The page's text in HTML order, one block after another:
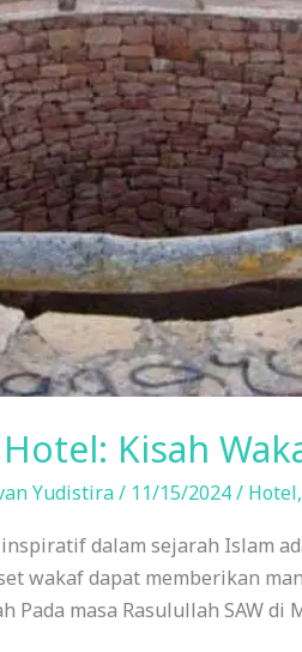
Kisah
Yudistira/ 11/15/2024/ Hotel,
dalam sejarah Islam
wakaf dapat memberikan
Pada masa Rasulullah SAW